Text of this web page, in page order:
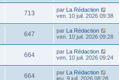
713 par La Rédaction
ven. 10 juil. 2026 09:38
647 par La Rédaction
ven. 10 juil. 2026 09:28
664 par La Rédaction
ven. 10 juil. 2026 09:24
664 par La Rédaction
jeu. 9 juil. 2026 08:28